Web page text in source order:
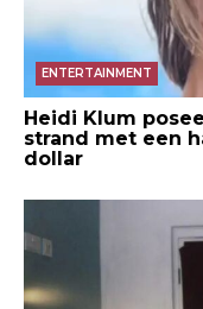
ENTERTAINMENT
Heidi Klum
strand met een
dollar